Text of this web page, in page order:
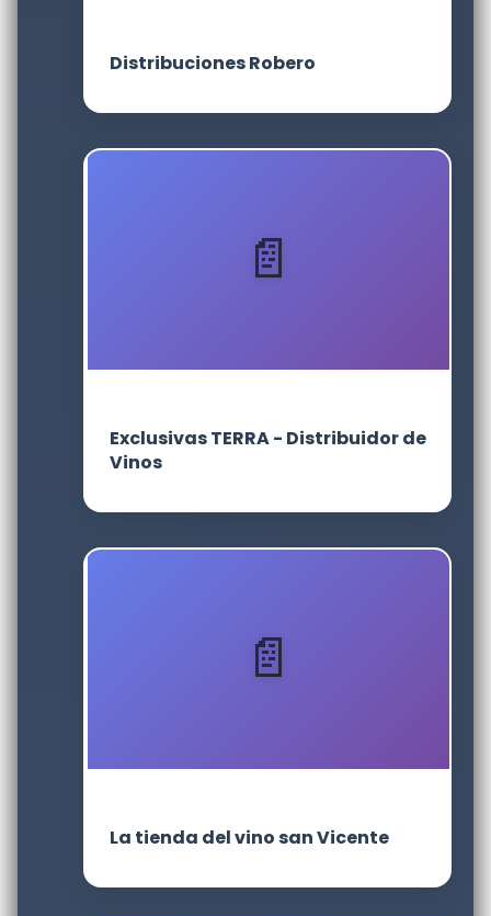
Distribuciones Robero
Exclusivas TERRA - Distribuidor de
Vinos
La tienda del vino san Vicente